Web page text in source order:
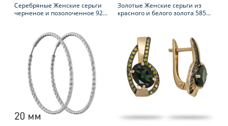
Серебряные Женские серьги
черненое и позолоченное 925
Золотые Женские серьги из
красного и белого золота 585